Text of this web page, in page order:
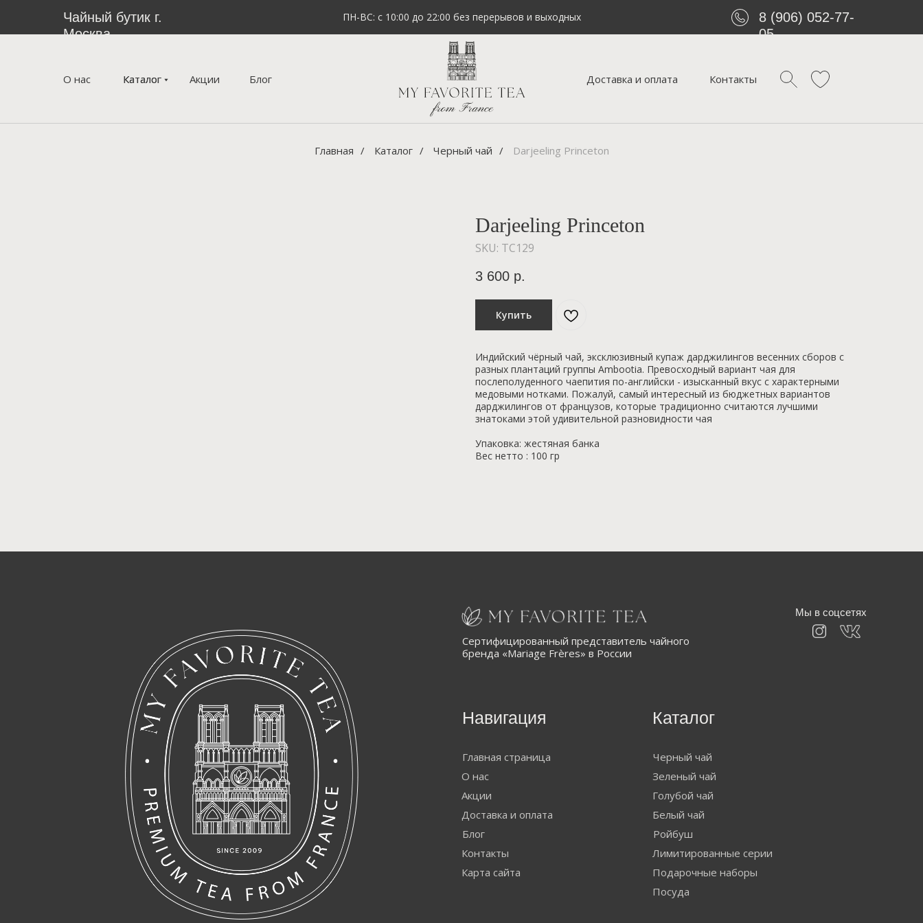
О нас Акции Блог
Каталог Доставка и оплата Контакты
Каталог
Чайный бутик г.
Москва
8 (906) 052-77-
05
ПН-ВС: с 10:00 до 22:00 без перерывов и выходных
Главная / Каталог / Черный чай / Darjeeling Princeton
Darjeeling Princeton
SKU: TC129
3 600 р.
Купить
Индийский чёрный чай, эксклюзивный купаж дарджилингов весенних сборов с
разных плантаций группы Ambootia. Превосходный вариант чая для
послеполуденного чаепития по-английски - изысканный вкус с характерными
медовыми нотками. Пожалуй, самый интересный из бюджетных вариантов
дарджилингов от французов, которые традиционно считаются лучшими
знатоками этой удивительной разновидности чая
Упаковка: жестяная банка
Вес нетто : 100 гр
Сертифицированный представитель чайного
бренда «Mariage Frères» в России
Навигация Каталог
Главная страница
О нас
Акции
Доставка и оплата
Карта сайта
Мы в соцсетях
Блог
Контакты
Черный чай
Зеленый чай
Голубой чай
Белый чай
Ройбуш
Лимитированные серии
Подарочные наборы
Посуда